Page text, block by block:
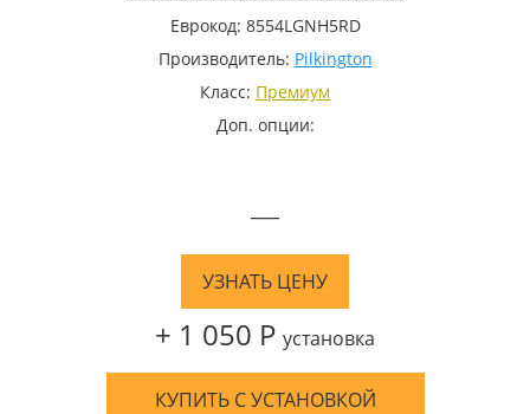
Еврокод: 8554LGNH5RD
Производитель: Pilkington
Класс: Премиум
Доп. опции:
—
УЗНАТЬ ЦЕНУ
+ 1 050 Р установка
КУПИТЬ С УСТАНОВКОЙ